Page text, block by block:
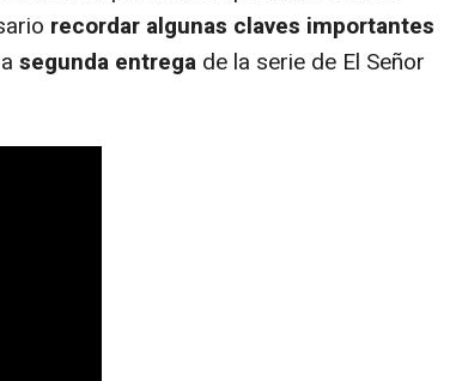
recordar algunas claves importantes
segunda entrega de la serie de El Señor